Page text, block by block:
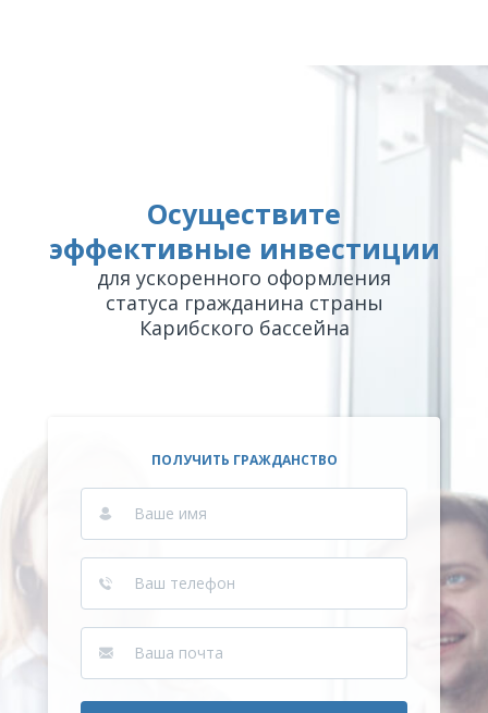
Осуществите
эффективные инвестиции
для ускоренного оформления
статуса гражданина страны
Карибского бассейна
ПОЛУЧИТЬ ГРАЖДАНСТВО